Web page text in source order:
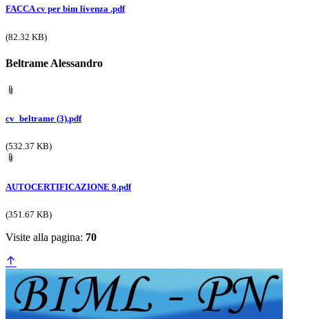
FACCA cv per bim livenza .pdf
(82.32 KB)
Beltrame Alessandro
cv_beltrame (3).pdf
(532.37 KB)
AUTOCERTIFICAZIONE 9.pdf
(351.67 KB)
Visite alla pagina: 70